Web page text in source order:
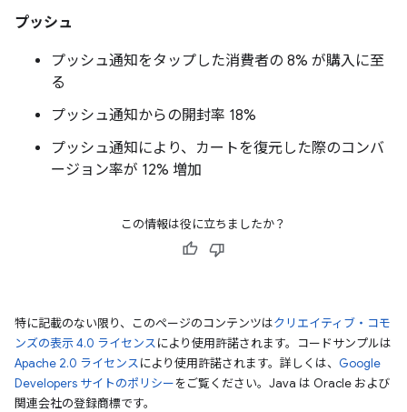
プッシュ
プッシュ通知をタップした消費者の 8% が購入に至
る
プッシュ通知からの開封率 18%
プッシュ通知により、カートを復元した際のコンバ
ージョン率が 12% 増加
この情報は役に立ちましたか？
特に記載のない限り、このページのコンテンツはクリエイティブ・コモ
ンズの表示 4.0 ライセンスにより使用許諾されます。コードサンプルは
Apache 2.0 ライセンスにより使用許諾されます。詳しくは、 Google
Developers サイトのポリシーをご覧ください。Java は Oracle および
関連会社の登録商標です。